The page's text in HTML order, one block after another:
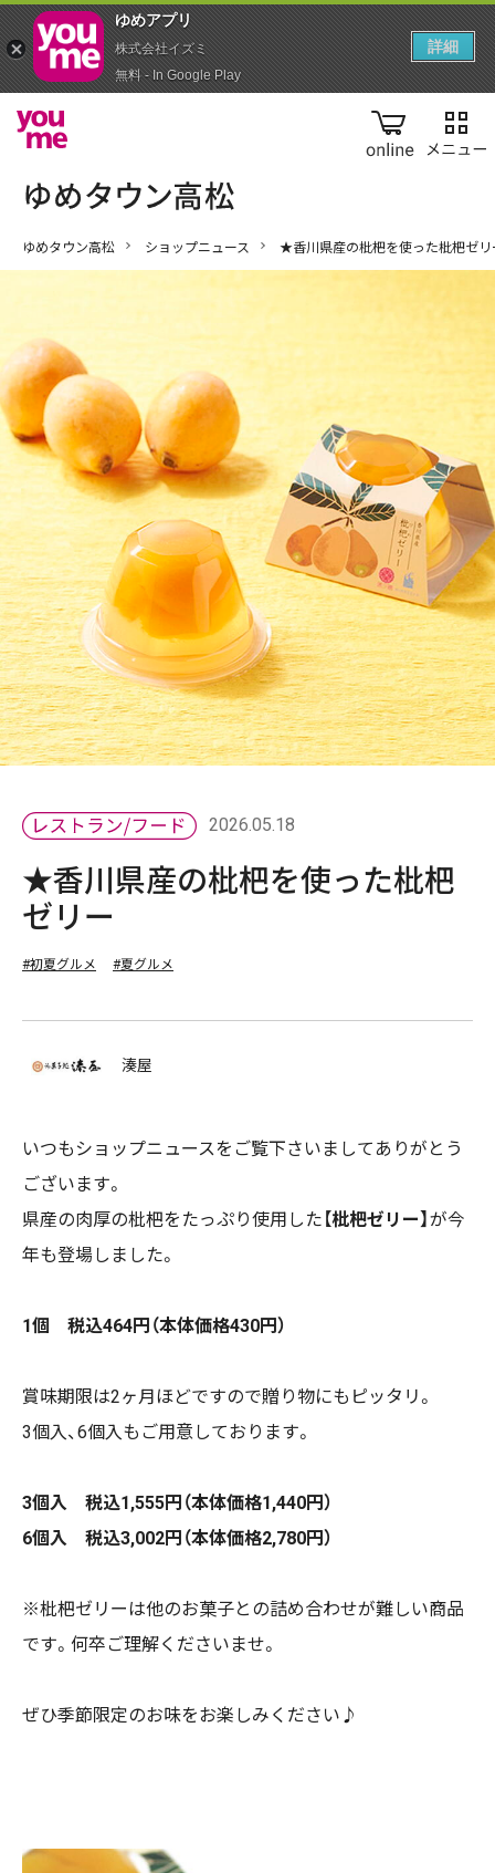
online
ゆめタウン高松 ショップニュース ★香川県産の枇杷を使った枇杷ゼリ
2026.05.18
★香川県産の枇杷を使った枇杷
ゼリー
#初夏グルメ #夏グルメ
湊屋
いつもショップニュースをご覧下さいましてありがとう
ございます。
県産の肉厚の枇杷をたっぷり使用した【枇杷ゼリー】 が今
年も登場しました。
1個 税込464円（本体価格430円）
賞味期限は2ヶ月ほどですので贈り物にもピッタリ。
3個入、6個入もご用意しております。
3個入 税込1,555円（本体価格1,440円）
6個入 税込3,002円（本体価格2,780円）
※枇杷ゼリーは他のお菓子との詰め合わせが難しい商品
です。何卒ご理解くださいませ。
ぜひ季節限定のお味をお楽しみください♪
ゆめアプ‪リ‬
株式会社イズミ
無料 - In Google Play
詳細